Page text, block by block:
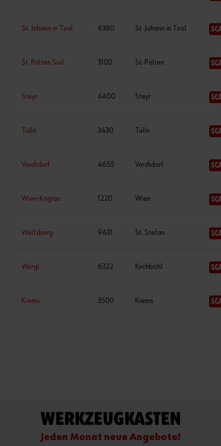
St. Johann in Tirol 6380 St. Johann in Tirol
St. Pölten Süd 3100 St. Pölten
Steyr 4400 Steyr
Tulln 3430 Tulln
Vorchdorf 4655 Vorchdorf
Wien-Kagran 1220 Wien
Wolfsberg 9431 St. Stefan
Wörgl 6322 Kirchbichl
Krems 3500 Krems
WERKZEUGKASTEN
Jeden Monat neue Angebote!